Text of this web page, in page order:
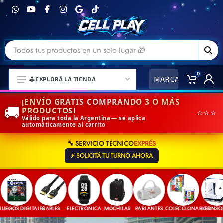
⌚ELECTRONICA Y ACCESORIOS
⛓️ACCESORIOS DE MODA💍
🎒MOCHILAS Y MAS👝
🎧AURICULARES URBANOS🎧
🎮CONSOLAS Y VIDEOJUEGOS
🎵PARLANTES BLUETOOTH🎵
🕹️EXPLORÁ LA TIENDA MARCAS
0
🚚¡ENVÍO GRATIS COMPRANDO 3 O MÁS
PRODUCTOS!
Válido para toda la Argentina — se aplica
automáticamente al carrito
⭐⭐⭐
🔧 SERVICIO TÉCNICOEXPRÉS
⚡ SOLICITÁ TU TURNO AHORA
DIGITALESCABLES ELECTRONICA MOCHILAS PARLANTES COLECCIONABLESCONSOLAS